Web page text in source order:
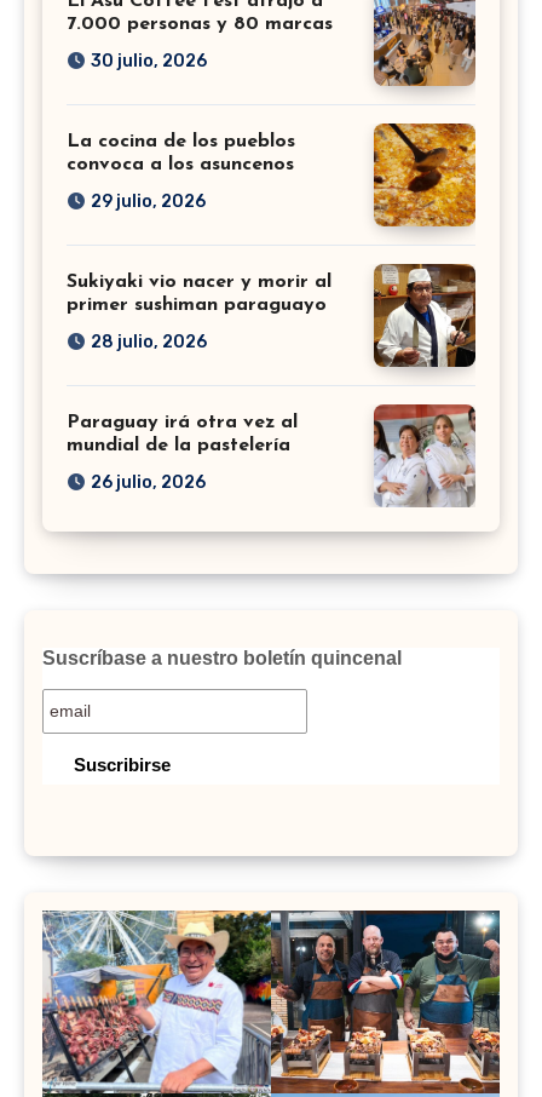
7.000 personas y 80 marcas
30 julio, 2026
La cocina de los pueblos
convoca a los asuncenos
29 julio, 2026
Sukiyaki vio nacer y morir al
primer sushiman paraguayo
28 julio, 2026
Paraguay irá otra vez al
mundial de la pastelería
26 julio, 2026
Suscríbase a nuestro boletín quincenal